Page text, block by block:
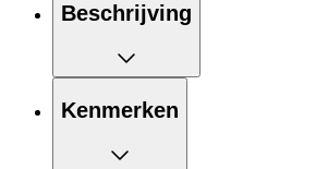
Beschrijving
Kenmerken